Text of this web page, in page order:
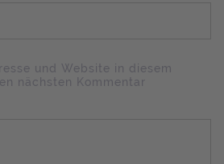
und Website in diesem
nächsten Kommentar